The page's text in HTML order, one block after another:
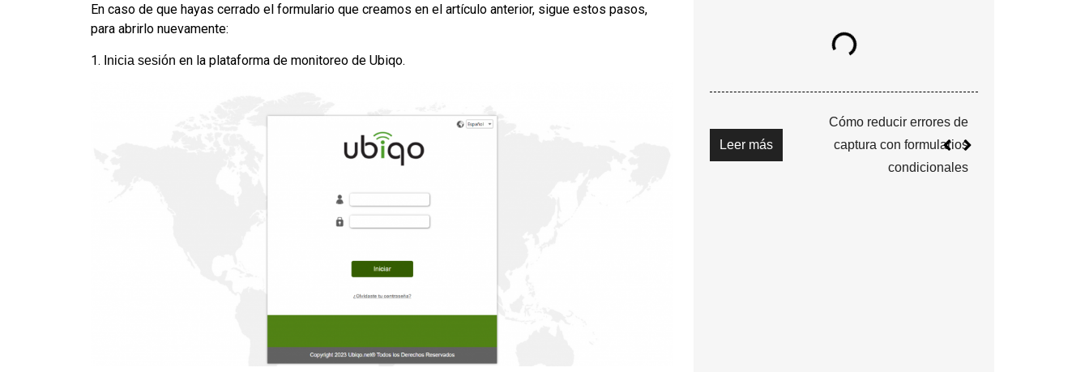
En caso de que hayas cerrado el formulario que creamos en el artículo anterior, sigue estos pasos,
para abrirlo nuevamente:
1. Inicia sesión en la plataforma de monitoreo de Ubiqo.
Leer más
Cómo reducir errores de
captura con formularios
condicionales